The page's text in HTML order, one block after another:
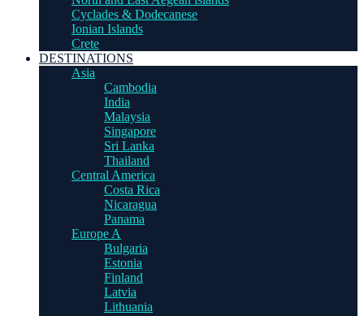
Cyclades & Dodecanese
Ionian Islands
Crete
DESTINATIONS
Asia
Cambodia
India
Malaysia
Singapore
Sri Lanka
Thailand
Central America
Costa Rica
Nicaragua
Panama
Europe A
Bulgaria
Estonia
Finland
Latvia
Lithuania